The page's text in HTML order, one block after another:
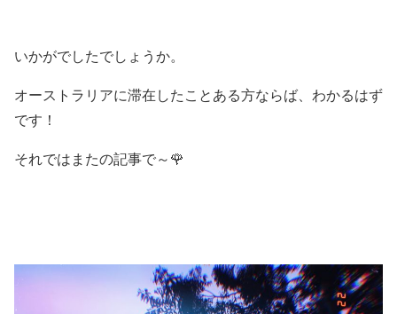
いかがでしたでしょうか。
オーストラリアに滞在したことある方ならば、わかるはず
です！
それではまたの記事で～🌹